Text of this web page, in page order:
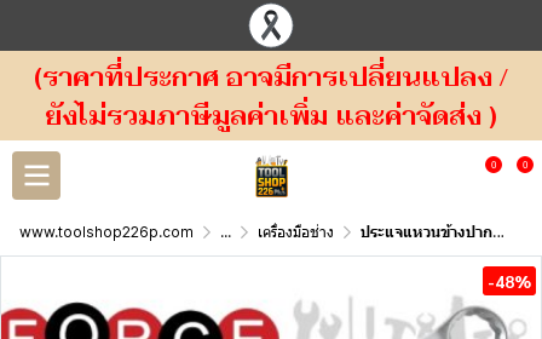
(ราคาที่ประกาศ อาจมีการเปลี่ยนแปลง /
ยังไม่รวมภาษีมูลค่าเพิ่ม และค่าจัดส่ง )
0 0
www.toolshop226p.com ... เครื่องมือช่าง ประแจแหวนข้างปากตาย FORCE ระบบมิล ( 755) Combination Wrench
-48%